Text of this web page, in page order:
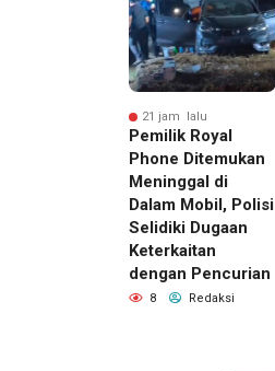
21 jam lalu
Pemilik Royal
Phone Ditemukan
Meninggal di
Dalam Mobil, Polisi
Selidiki Dugaan
Keterkaitan
dengan Pencurian
8 Redaksi